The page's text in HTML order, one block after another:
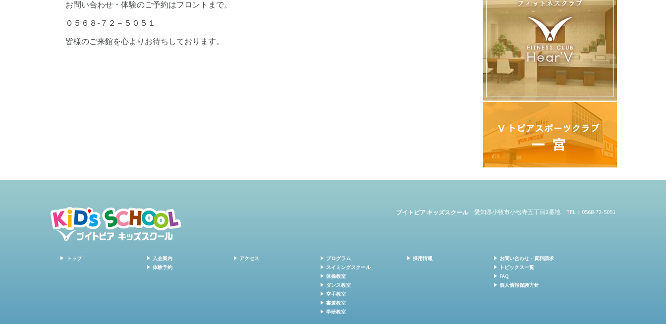
お問い合わせ・体験のご予約はフロントまで。
０５６８-７２－５０５１
皆様のご来館を心よりお待ちしております。
ブイトピア キッズスクール 愛知県小牧市小松寺五丁目2番地 TEL：0568-72-5051
トップ
入会案内
体験予約
アクセス
プログラム
スイミングスクール
体操教室
ダンス教室
空手教室
書道教室
学研教室
採用情報
お問い合わせ・資料請求
トピックス一覧
FAQ
個人情報保護方針